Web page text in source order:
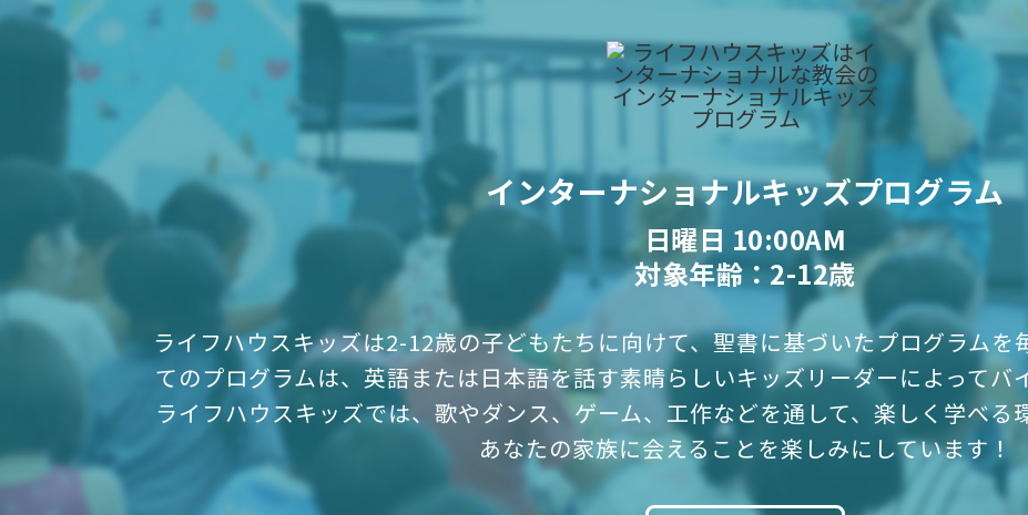
インターナショナルキッズプログラム
日曜日 10:00AM
対象年齢：2-12歳
ライフハウスキッズは2-12歳の子どもたちに向けて、聖書に基づいたプログラムを
てのプログラムは、英語または日本語を話す素晴らしいキッズリーダーによってバ
ライフハウスキッズでは、歌やダンス、ゲーム、工作などを通して、楽しく学べる
あなたの家族に会えることを楽しみにしています！